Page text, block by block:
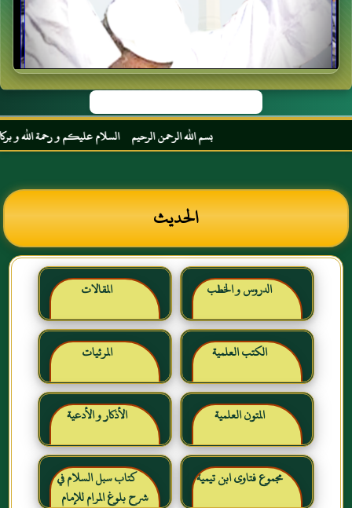
بسم الله الرحمن الرحيم السلام عليكم و رحمة الله و
الحديث
الدروس و الخطب المقالات
الكتب العلمية المرئيات
المتون العلمية الأذكار و الأدعية
مجموع فتاوى ابن تيمية
كتاب سبل السلام في
شرح بلوغ المرام للإمام